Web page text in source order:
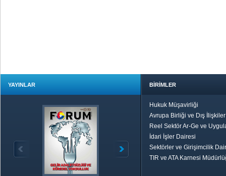
YAYINLAR BİRİMLER
Hukuk Müşavirliği
Avrupa Birliği ve Dış
Reel Sektör Ar-Ge ve
İdari İşler Dairesi
Sektörler ve Girişimcilik
TIR ve ATA Karnesi